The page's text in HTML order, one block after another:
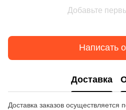
Добавьте
Написать
Доставка
Доставка заказов осуществляется